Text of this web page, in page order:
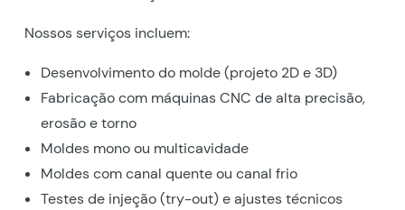
Nossos serviços incluem:
Desenvolvimento do molde (projeto 2D e 3D)
Fabricação com máquinas CNC de alta precisão,
erosão e torno
Moldes mono ou multicavidade
Moldes com canal quente ou canal frio
Testes de injeção (try-out) e ajustes técnicos